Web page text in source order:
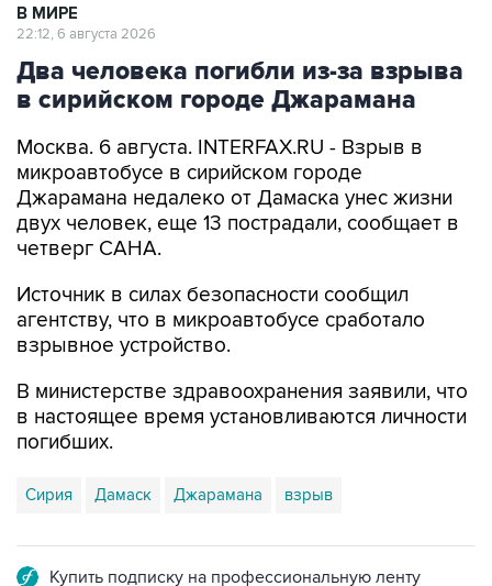
В МИРЕ
22:12, 6 августа 2026
Два человека погибли из-за взрыва
в сирийском городе Джарамана
Москва. 6 августа. INTERFAX.RU - Взрыв в
микроавтобусе в сирийском городе
Джарамана недалеко от Дамаска унес жизни
двух человек, еще 13 пострадали, сообщает в
четверг САНА.
Источник в силах безопасности сообщил
агентству, что в микроавтобусе сработало
взрывное устройство.
В министерстве здравоохранения заявили, что
в настоящее время установливаются личности
погибших.
Сирия Дамаск Джарамана взрыв
Купить подписку на профессиональную ленту